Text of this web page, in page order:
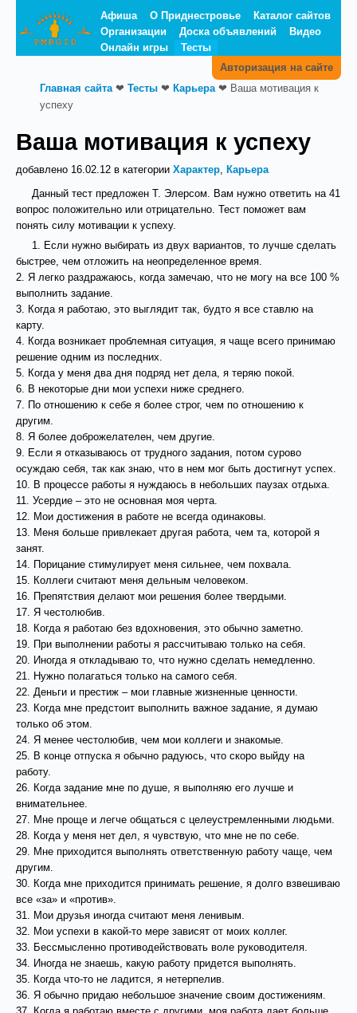
Афиша О Приднестровье
Каталог сайтов
Организации
Доска объявлений
Видео
Онлайн игры
Тесты
Авторизация на сайте
Главная сайта❤ Тесты ❤ Карьера❤ Ваша мотивация к
успеху
Ваша мотивация к успеху
добавлено 16.02.12 в категории Характер, Карьера
Данный тест предложен Т. Элерсом. Вам нужно ответить на 41
вопрос положительно или отрицательно. Тест поможет вам
понять силу мотивации к успеху.
1. Если нужно выбирать из двух вариантов, то лучше сделать
быстрее, чем отложить на неопределенное время.
2. Я легко раздражаюсь, когда замечаю, что не могу на все 100 %
выполнить задание.
3. Когда я работаю, это выглядит так, будто я все ставлю на
карту.
4. Когда возникает проблемная ситуация, я чаще всего принимаю
решение одним из последних.
5. Когда у меня два дня подряд нет дела, я теряю покой.
6. В некоторые дни мои успехи ниже среднего.
7. По отношению к себе я более строг, чем по отношению к
другим.
8. Я более доброжелателен, чем другие.
9. Если я отказываюсь от трудного задания, потом сурово
осуждаю себя, так как знаю, что в нем мог быть достигнут успех.
10. В процессе работы я нуждаюсь в небольших паузах отдыха.
11. Усердие – это не основная моя черта.
12. Мои достижения в работе не всегда одинаковы.
13. Меня больше привлекает другая работа, чем та, которой я
занят.
14. Порицание стимулирует меня сильнее, чем похвала.
15. Коллеги считают меня дельным человеком.
16. Препятствия делают мои решения более твердыми.
17. Я честолюбив.
18. Когда я работаю без вдохновения, это обычно заметно.
19. При выполнении работы я рассчитываю только на себя.
20. Иногда я откладываю то, что нужно сделать немедленно.
21. Нужно полагаться только на самого себя.
22. Деньги и престиж – мои главные жизненные ценности.
23. Когда мне предстоит выполнить важное задание, я думаю
только об этом.
24. Я менее честолюбив, чем мои коллеги и знакомые.
25. В конце отпуска я обычно радуюсь, что скоро выйду на
работу.
26. Когда задание мне по душе, я выполняю его лучше и
внимательнее.
27. Мне проще и легче общаться с целеустремленными людьми.
28. Когда у меня нет дел, я чувствую, что мне не по себе.
29. Мне приходится выполнять ответственную работу чаще, чем
другим.
30. Когда мне приходится принимать решение, я долго взвешиваю
все «за» и «против».
31. Мои друзья иногда считают меня ленивым.
32. Мои успехи в какой-то мере зависят от моих коллег.
33. Бессмысленно противодействовать воле руководителя.
34. Иногда не знаешь, какую работу придется выполнять.
35. Когда что-то не ладится, я нетерпелив.
36. Я обычно придаю небольшое значение своим достижениям.